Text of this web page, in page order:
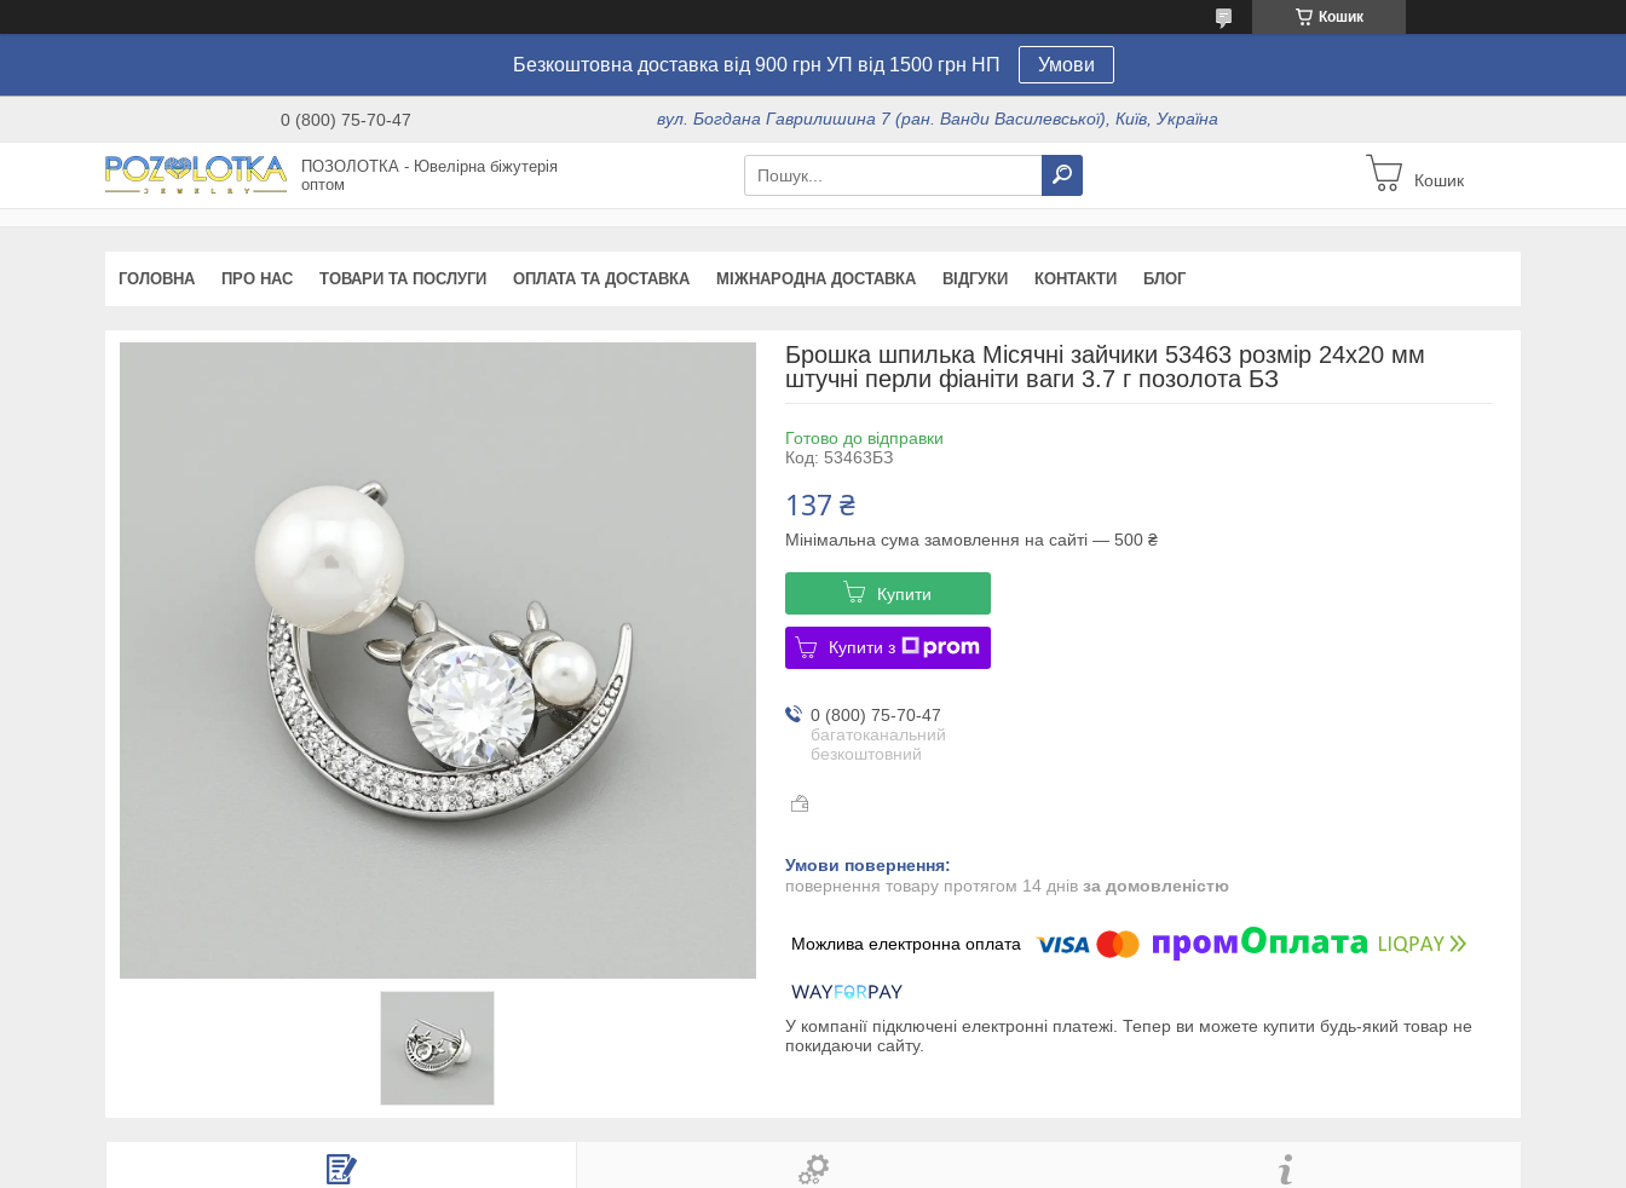
Кошик
Безкоштовна доставка від 900 грн УП від 1500 грн НП Умови
0 (800) 75-70-47 вул. Богдана Гаврилишина 7 (ран. Ванди Василевської), Київ, Україна
ПОЗОЛОТКА - Ювелірна біжутерія
оптом
Кошик
ГОЛОВНА ПРО НАС ТОВАРИ ТА ПОСЛУГИ ОПЛАТА ТА ДОСТАВКА МІЖНАРОДНА ДОСТАВКА ВІДГУКИ КОНТАКТИ БЛОГ
Брошка шпилька Місячні зайчики 53463 розмір 24х20 мм
штучні перли фіаніти ваги 3.7 г позолота БЗ
Готово до відправки
Код: 53463БЗ
137 ₴
Мінімальна сума замовлення на сайті — 500 ₴
Купити
Купити з
0 (800) 75-70-47
багатоканальний
безкоштовний
повернення товару протягом 14 днів за домовленістю
У компанії підключені електронні платежі. Тепер ви можете купити будь-який товар не
покидаючи сайту.